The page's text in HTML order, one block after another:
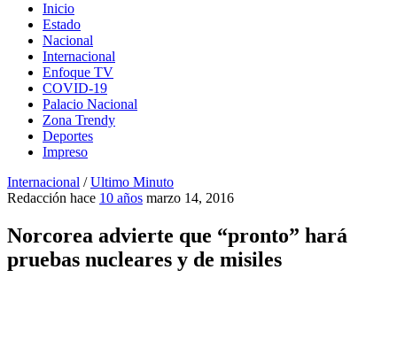
Inicio
Estado
Nacional
Internacional
Enfoque TV
COVID-19
Palacio Nacional
Zona Trendy
Deportes
Impreso
Internacional /Ultimo Minuto
Redacción hace 10 años marzo 14, 2016
Norcorea advierte que “pronto” hará
pruebas nucleares y de misiles